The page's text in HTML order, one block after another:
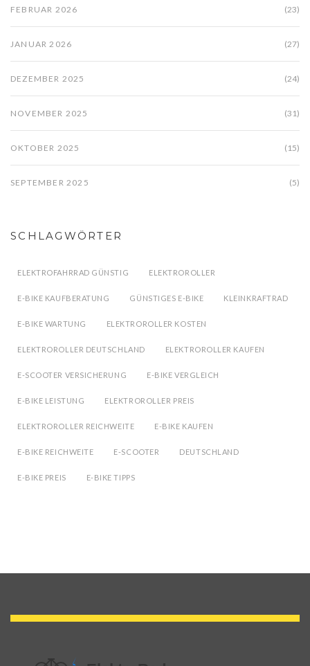
FEBRUAR 2026 (23)
JANUAR 2026 (27)
DEZEMBER 2025 (24)
NOVEMBER 2025 (31)
OKTOBER 2025 (15)
SEPTEMBER 2025 (5)
SCHLAGWÖRTER
ELEKTROFAHRRAD GÜNSTIG ELEKTROROLLER
E-BIKE KAUFBERATUNG GÜNSTIGES E-BIKE KLEINKRAFTRAD
E-BIKE WARTUNG ELEKTROROLLER KOSTEN
ELEKTROROLLER DEUTSCHLAND ELEKTROROLLER KAUFEN
E-SCOOTER VERSICHERUNG E-BIKE VERGLEICH
E-BIKE LEISTUNG ELEKTROROLLER PREIS
ELEKTROROLLER REICHWEITE E-BIKE KAUFEN
E-BIKE REICHWEITE E-SCOOTER DEUTSCHLAND
E-BIKE PREIS E-BIKE TIPPS